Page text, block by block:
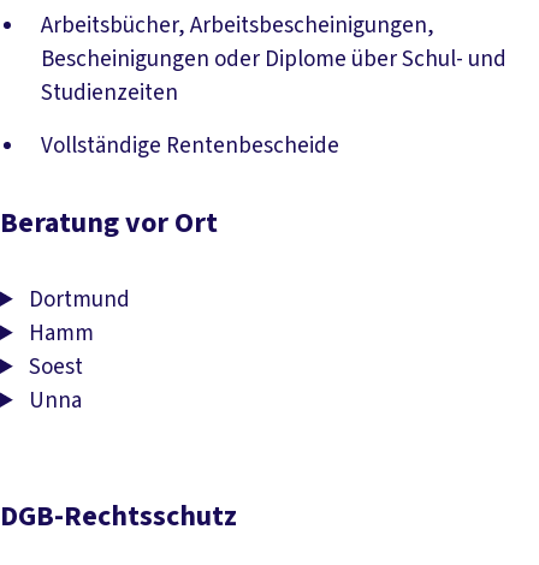
Arbeitsbücher, Arbeitsbescheinigungen,
Bescheinigungen oder Diplome über Schul- und
Studienzeiten
Vollständige Rentenbescheide
Beratung vor Ort
Dortmund
Hamm
Soest
Unna
DGB-Rechtsschutz